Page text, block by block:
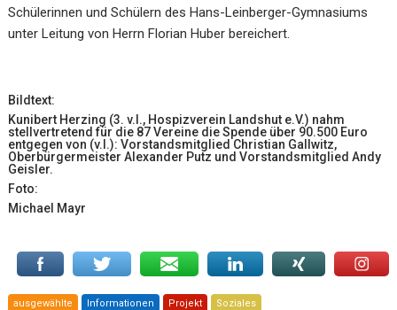
Schülerinnen und Schülern des Hans-Leinberger-Gymnasiums
unter Leitung von Herrn Florian Huber bereichert.
Bildtext:
Kunibert Herzing (3. v.l., Hospizverein Landshut e.V.) nahm
stellvertretend für die 87 Vereine die Spende über 90.500 Euro
entgegen von (v.l.): Vorstandsmitglied Christian Gallwitz,
Oberbürgermeister Alexander Putz und Vorstandsmitglied Andy
Geisler.
Foto:
Michael Mayr
ausgewählte Informationen Projekt Soziales